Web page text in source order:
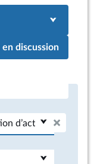
discussion